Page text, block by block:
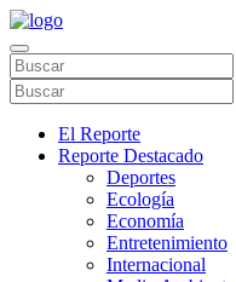
El Reporte
Reporte Destacado
Deportes
Ecología
Economía
Entretenimiento
Internacional